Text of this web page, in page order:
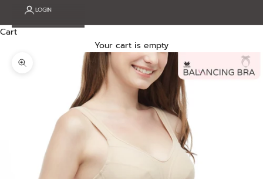
LOGIN
Cart
Your cart is empty
Zoom picture